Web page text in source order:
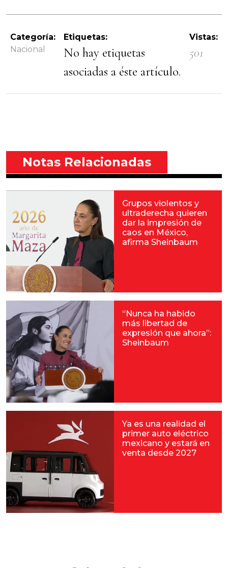
Categoría:
Nacional
Etiquetas:
No hay etiquetas
asociadas a éste artículo.
Vistas:
501
Notas Relacionadas
Grupos violentos y
ultraderecha quieren
dar la impresión de
caos en México,
afirma Sheinbaum
“Nunca ha habido
más libertad de
expresión que ahora”:
Sheinbaum
Ya es una realidad el
primer auto eléctrico
mexicano y estará en
venta desde 2027